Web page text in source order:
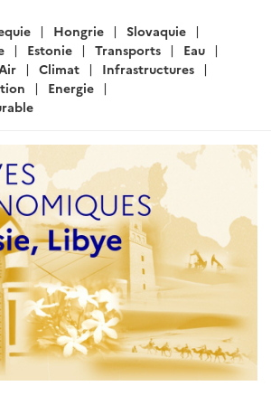
de Tunisie et
du 22 au 26 juin
26 juin 2026
céréalière à l'issue de la